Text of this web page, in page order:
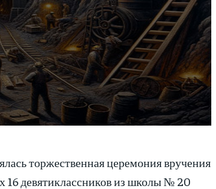
торжественная церемония вручения
16 девятиклассников из школы № 20